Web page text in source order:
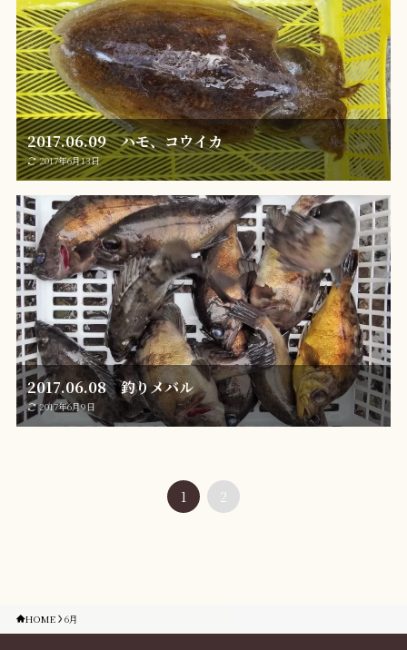
2017.06.09 ハモ、コウイカ
2017年6月13日
2017.06.08 釣りメバル
2017年6月9日
1 2
HOME 6月